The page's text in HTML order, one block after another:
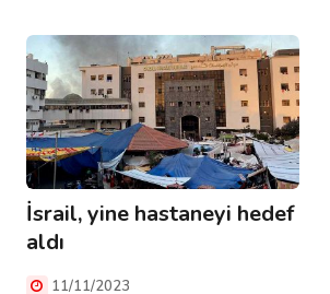
İsrail, yine hastaneyi hedef
aldı
11/11/2023